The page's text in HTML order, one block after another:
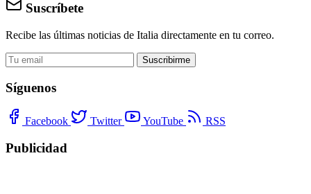
Suscríbete
Recibe las últimas noticias de Italia directamente en tu correo.
Suscribirme
Síguenos
Facebook Twitter YouTube RSS
Publicidad